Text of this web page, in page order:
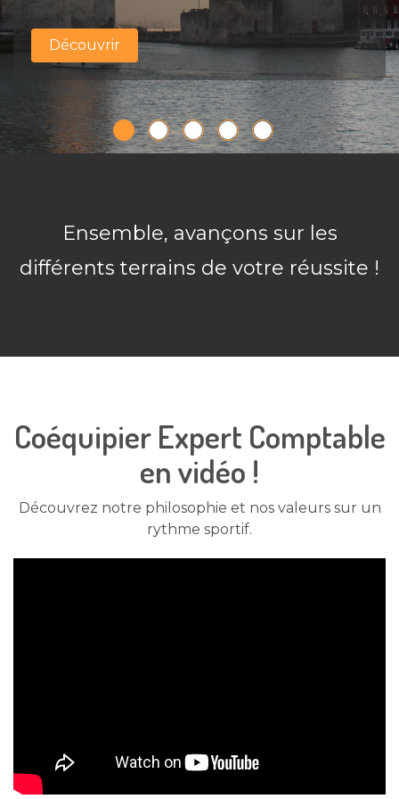
Découvrir
Découvrir
Découvrir
Découvrir
Découvrir
Ensemble, avançons sur les
différents terrains de votre réussite !
Coéquipier Expert Comptable
en vidéo !
Découvrez notre philosophie et nos valeurs sur un
rythme sportif.